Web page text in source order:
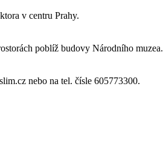
v centru Prahy.
poblíž budovy Národního muzea.
nebo na tel. čísle 605773300.